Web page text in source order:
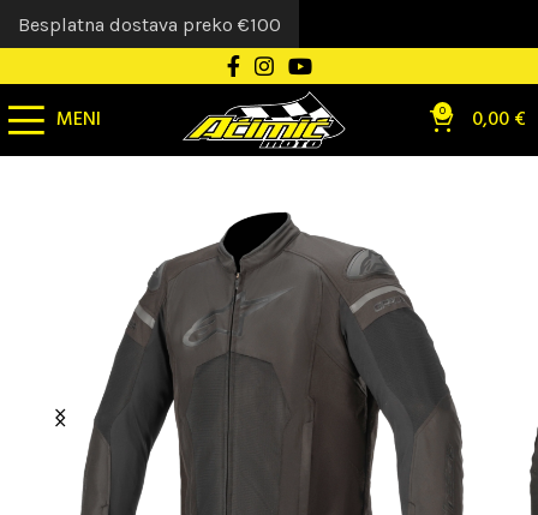
MENI 0 0,00€
Besplatna dostava preko €100